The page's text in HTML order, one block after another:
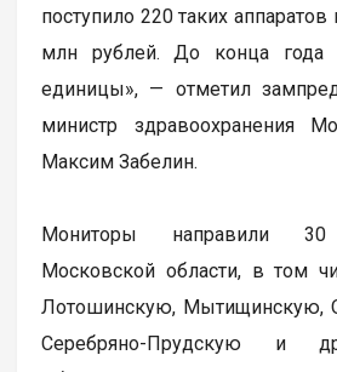
поступило 220 таких
млн рублей. До конца года
единицы», — отметил
министр здравоохранения
Максим Забелин.
Мониторы направили 30
Московской области, в том
Лотошинскую, Мытищинскую,
Серебряно-Прудскую и